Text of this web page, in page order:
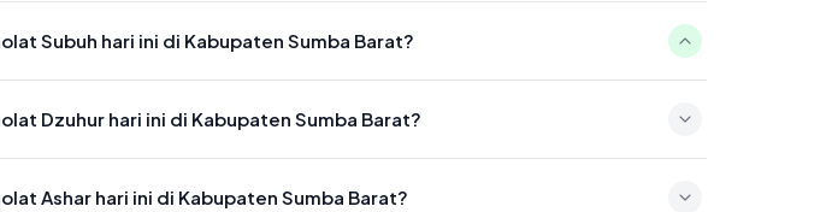
Subuh hari ini di Kabupaten Sumba Barat?
Dzuhur hari ini di Kabupaten Sumba Barat?
Ashar hari ini di Kabupaten Sumba Barat?